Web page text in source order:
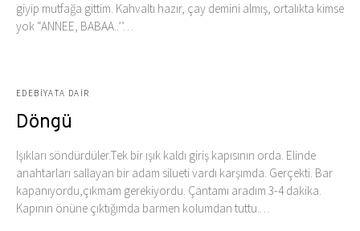
giyip mutfağa gittim. Kahvaltı hazır, çay demini almış, ortalıkta kimse
yok “ANNEE, BABAA..’’…
EDEBIYATA DAIR
Döngü
Işıkları söndürdüler.Tek bir ışık kaldı giriş kapısının orda. Elinde
anahtarları sallayan bir adam silueti vardı karşımda. Gerçekti. Bar
kapanıyordu,çıkmam gerekiyordu. Çantamı aradım 3-4 dakika.
Kapının önüne çıktığımda barmen kolumdan tuttu.…